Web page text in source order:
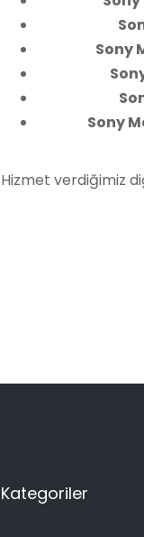
Sony
Sony
Hizmet verdiğimiz
Kategoriler